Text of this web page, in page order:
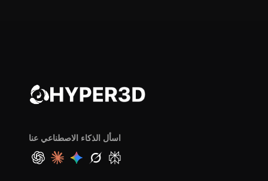
اسأل الذكاء الاصطناعي عنا